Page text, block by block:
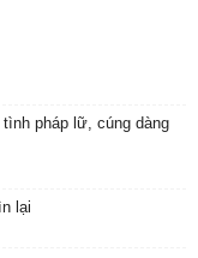
pháp lữ, cúng dàng
lại